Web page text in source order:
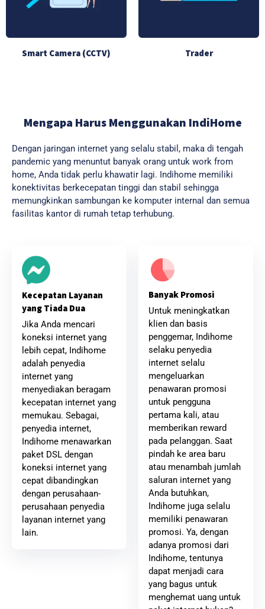
Smart Camera (CCTV) Trader
Mengapa Harus Menggunakan IndiHome
Dengan jaringan internet yang selalu stabil, maka di tengah
pandemic yang menuntut banyak orang untuk work from
home, Anda tidak perlu khawatir lagi. Indihome memiliki
konektivitas berkecepatan tinggi dan stabil sehingga
memungkinkan sambungan ke komputer internal dan semua
fasilitas kantor di rumah tetap terhubung.
Kecepatan Layanan
yang Tiada Dua
Jika Anda mencari
koneksi internet yang
lebih cepat, Indihome
adalah penyedia
internet yang
menyediakan beragam
kecepatan internet yang
memukau. Sebagai,
penyedia internet,
Indihome menawarkan
paket DSL dengan
koneksi internet yang
cepat dibandingkan
dengan perusahaan-
perusahaan penyedia
layanan internet yang
lain.
Banyak Promosi
Untuk meningkatkan
klien dan basis
penggemar, Indihome
selaku penyedia
internet selalu
mengeluarkan
penawaran promosi
untuk pengguna
pertama kali, atau
memberikan reward
pada pelanggan. Saat
pindah ke area baru
atau menambah jumlah
saluran internet yang
Anda butuhkan,
Indihome juga selalu
memiliki penawaran
promosi. Ya, dengan
adanya promosi dari
Indihome, tentunya
dapat menjadi cara
yang bagus untuk
menghemat uang untuk